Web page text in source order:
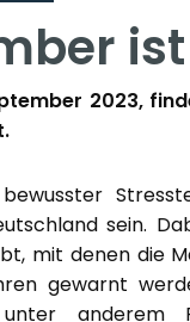
2023,
sein.
mit denen die
gewarnt
anderem